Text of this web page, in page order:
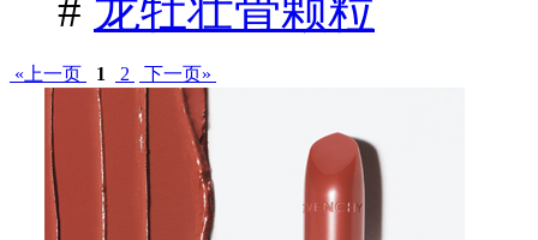
# 龙牡壮骨颗粒
«上一页 1 2 下一页»